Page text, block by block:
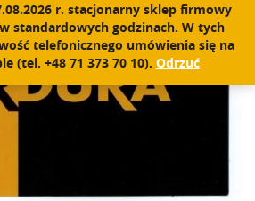
j
a
r. stacjonarny sklep firmowy
standardowych godzinach. W tych
telefonicznego umówienia się na
(tel. +48 71 373 70 10). Odrzuć